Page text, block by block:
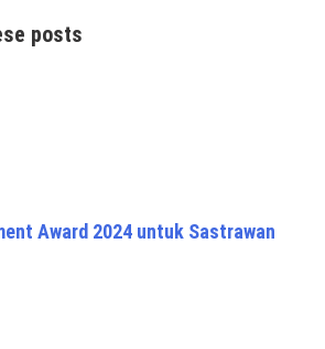
posts
Award 2024 untuk Sastrawan